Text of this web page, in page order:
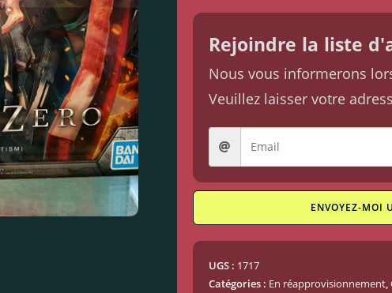
Rejoindre la liste
Nous vous informerons
Veuillez laisser votre
ENVOYEZ-MOI
UGS : 1717
Catégories : En réapprovisionnement,